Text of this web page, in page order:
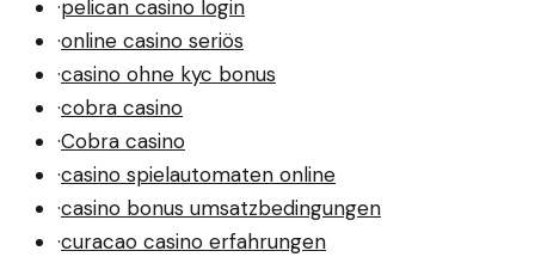
·pelican casino login
·online casino seriös
·casino ohne kyc bonus
·cobra casino
·Cobra casino
·casino spielautomaten online
·casino bonus umsatzbedingungen
·curacao casino erfahrungen